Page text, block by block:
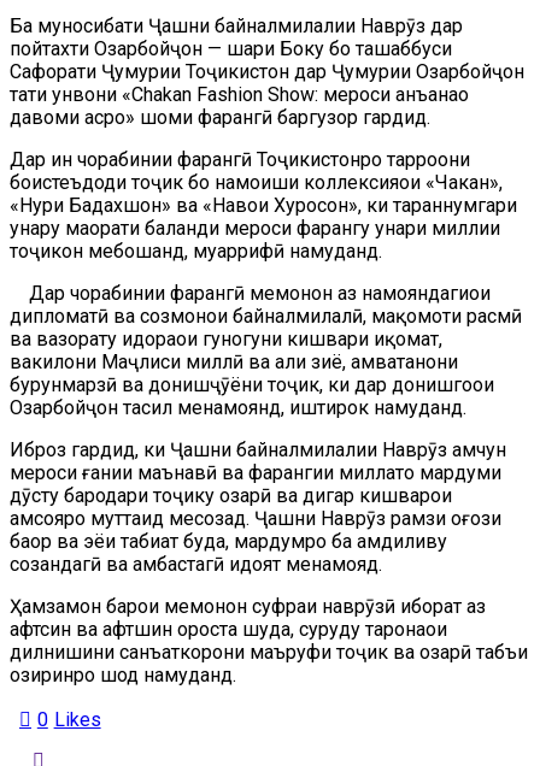
Ба муносибати Ҷашни байналмилалии Наврӯз дар
пойтахти Озарбойҷон — шаҳри Боку бо ташаббуси
Сафорати Ҷумҳурии Тоҷикистон дар Ҷумҳурии Озарбойҷон
таҳти унвони «Chakan Fashion Show: мероси анъанаҳо
давоми асрҳо» шоми фарҳангӣ баргузор гардид.
Дар ин чорабинии фарҳангӣ Тоҷикистонро тарроҳони
боистеъдоди тоҷик бо намоиши коллексияҳои «Чакан»,
«Нури Бадахшон» ва «Навои Хуросон», ки тараннумгари
ҳунару маҳорати баланди мероси фарҳангу ҳунари миллии
тоҷикон мебошанд, муаррифӣ намуданд.
Дар чорабинии фарҳангӣ меҳмонон аз намояндагиҳои
дипломатӣ ва созмонҳои байналмилалӣ, мақомоти расмӣ
ва вазорату идораҳои гуногуни кишвари иқомат,
вакилони Маҷлиси миллӣ ва аҳли зиё, ҳамватанони
бурунмарзӣ ва донишҷӯёни тоҷик, ки дар донишгоҳҳои
Озарбойҷон таҳсил менамоянд, иштирок намуданд.
Иброз гардид, ки Ҷашни байналмилалии Наврӯз ҳамчун
мероси ғании маънавӣ ва фарҳангии миллатҳо мардуми
дӯсту бародари тоҷику озарӣ ва дигар кишварҳои
ҳамсояро муттаҳид месозад. Ҷашни Наврӯз рамзи оғози
баҳор ва эҳёи табиат буда, мардумро ба ҳамдиливу
созандагӣ ва ҳамбастагӣ ҳидоят менамояд.
Ҳамзамон барои меҳмонон суфраи наврӯзӣ иборат аз
ҳафтсин ва ҳафтшин ороста шуда, суруду таронаҳои
дилнишини санъаткорони маъруфи тоҷик ва озарӣ табъи
ҳозиринро шод намуданд.
0 Likes